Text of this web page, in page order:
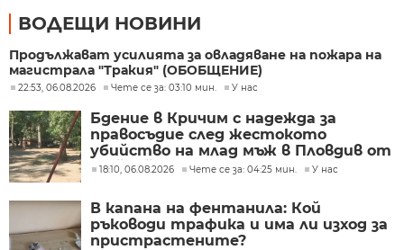
ВОДЕЩИ НОВИНИ
Продължават усилията за овладяване на пожара на
магистрала "Тракия" (ОБОБЩЕНИЕ)
22:53, 06.08.2026 Чете се за: 03:10 мин. У нас
Бдение в Кричим с надежда за
правосъдие след жестокото
убийство на млад мъж в Пловдив от
тийнейджъри
18:10, 06.08.2026 Чете се за: 04:25 мин. У нас
В капана на фентанила: Кой
ръководи трафика и има ли изход за
пристрастените?